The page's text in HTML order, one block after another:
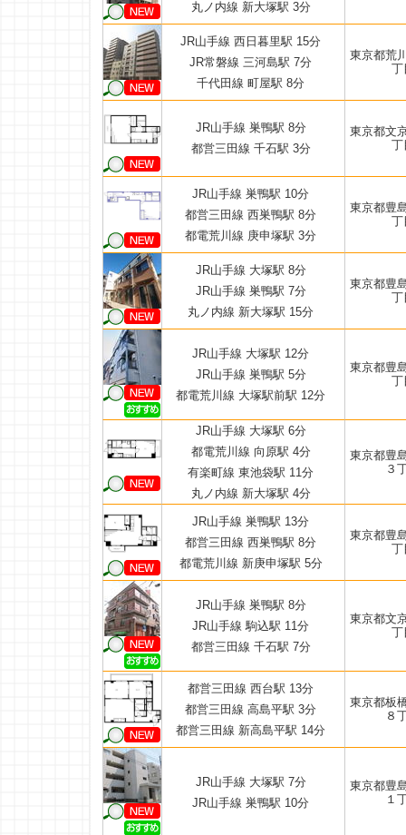
丸ノ内線 新大塚駅 3分
JR山手線 西日暮里駅 15分
JR常磐線 三河島駅 7分
千代田線 町屋駅 8分
東京都荒
丁
JR山手線 巣鴨駅 8分
都営三田線 千石駅 3分
東京都文
丁
JR山手線 巣鴨駅 10分
都営三田線 西巣鴨駅 8分
都電荒川線 庚申塚駅 3分
東京都豊
丁
JR山手線 大塚駅 8分
JR山手線 巣鴨駅 7分
丸ノ内線 新大塚駅 15分
東京都豊
丁
JR山手線 大塚駅 12分
JR山手線 巣鴨駅 5分
都電荒川線 大塚駅前駅 12分
東京都豊
丁
JR山手線 大塚駅 6分
都電荒川線 向原駅 4分
有楽町線 東池袋駅 11分
丸ノ内線 新大塚駅 4分
東京都豊
３
JR山手線 巣鴨駅 13分
都営三田線 西巣鴨駅 8分
都電荒川線 新庚申塚駅 5分
東京都豊
丁
JR山手線 巣鴨駅 8分
JR山手線 駒込駅 11分
都営三田線 千石駅 7分
東京都文
丁
都営三田線 西台駅 13分
都営三田線 高島平駅 3分
都営三田線 新高島平駅 14分
東京都板
８
JR山手線 大塚駅 7分
JR山手線 巣鴨駅 10分
東京都豊
１